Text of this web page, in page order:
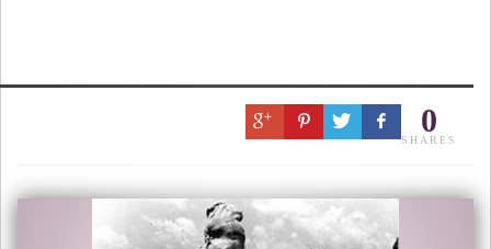
0
SHARES